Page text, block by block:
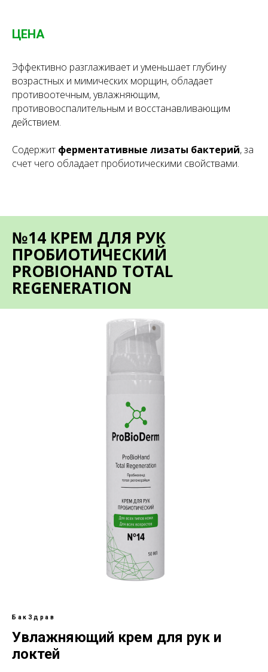
ЦЕНА
Эффективно разглаживает и уменьшает глубину
возрастных и мимических морщин, обладает
противоотечным, увлажняющим,
противовоспалительным и восстанавливающим
действием.
Содержит ферментативные лизаты бактерий, за
счет чего обладает пробиотическими свойствами.
№14 КРЕМ ДЛЯ РУК
ПРОБИОТИЧЕСКИЙ
PROBIOHAND TOTAL
REGENERATION
БакЗдрав
Увлажняющий крем для рук и
локтей